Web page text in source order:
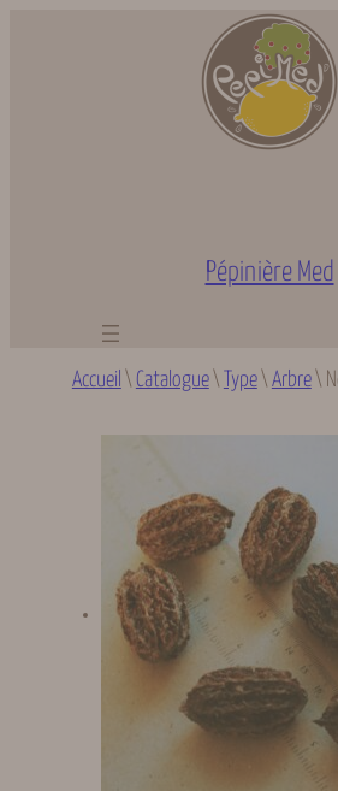
Pépinière Med
Accueil \ Catalogue\ Type\ Arbre\